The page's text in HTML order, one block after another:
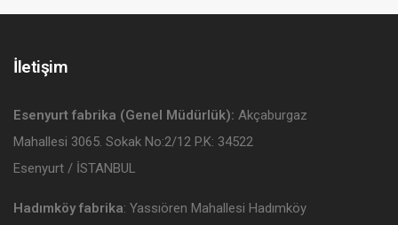
İletişim
Esenyurt fabrika (Genel Müdürlük): Akçaburgaz
Mahallesi 3065. Sokak No:2/12 P.K: 34522
Esenyurt / İSTANBUL
Hadımköy fabrika: Yassıören Mahallesi Hadımköy